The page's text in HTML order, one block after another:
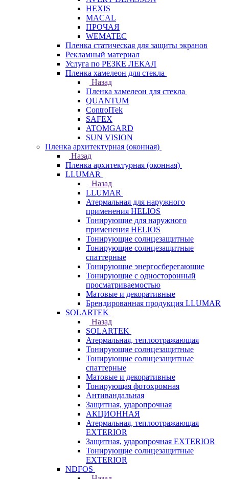
HEXIS
MACAL
ПРОЧАЯ
WEMATEC
Пленка статическая для защиты экранов
Рекламный материал
Услуга по РЕЗКЕ ЛЕКАЛ
Пленка хамелеон для стекла
Назад
Пленка хамелеон для стекла
QUANTUM
ControlTek
SAFEX
ATOMGARD
SUN VISION
Пленка архитектурная (оконная)
Назад
Пленка архитектурная (оконная)
LLUMAR
Назад
LLUMAR
Атермальная для наружного
применения HELIOS
Тонирующие для наружного
применения HELIOS
Тонирующие солнцезащитные
Тонирующие солнцезащитные
спаттерные
Тонирующие энергосберегающие
Тонирующие с односторонный
просматриваемостью
Матовые и декоративные
Брендированная продукция LLUMAR
SOLARTEK
Назад
SOLARTEK
Атермальная, теплоотражающая
Тонирующие солнцезащитные
Тонирующие солнцезащитные
спаттерные
Матовые и декоративные
Тонирующая фотохромная
Антивандальная
Защитная, ударопрочная
АКЦИОННАЯ
Атермальная, теплоотражающая
EXTERIOR
Защитная, ударопрочная EXTERIOR
Тонирующие солнцезащитные
EXTERIOR
NDFOS